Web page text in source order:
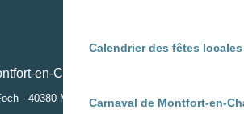
Calendrier des fêtes
Carnaval de Montfort-en-
en-Chalosse
- 40380 MONTFORT-EN-CHALOSSE